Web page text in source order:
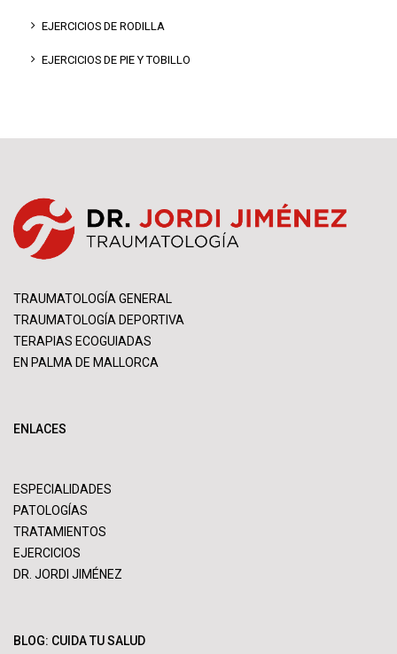
EJERCICIOS DE RODILLA
EJERCICIOS DE PIE Y TOBILLO
TRAUMATOLOGÍA GENERAL
TRAUMATOLOGÍA DEPORTIVA
TERAPIAS ECOGUIADAS
EN PALMA DE MALLORCA
ENLACES
ESPECIALIDADES
PATOLOGÍAS
TRATAMIENTOS
EJERCICIOS
DR. JORDI JIMÉNEZ
BLOG: CUIDA TU SALUD